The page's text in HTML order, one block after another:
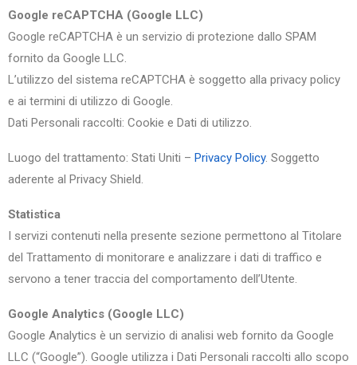
Google reCAPTCHA (Google LLC)
Google reCAPTCHA è un servizio di protezione dallo SPAM
fornito da Google LLC.
L’utilizzo del sistema reCAPTCHA è soggetto alla privacy policy
e ai termini di utilizzo di Google.
Dati Personali raccolti: Cookie e Dati di utilizzo.
Luogo del trattamento: Stati Uniti – Privacy Policy. Soggetto
aderente al Privacy Shield.
Statistica
I servizi contenuti nella presente sezione permettono al Titolare
del Trattamento di monitorare e analizzare i dati di traffico e
servono a tener traccia del comportamento dell’Utente.
Google Analytics (Google LLC)
Google Analytics è un servizio di analisi web fornito da Google
LLC (“Google”). Google utilizza i Dati Personali raccolti allo scopo